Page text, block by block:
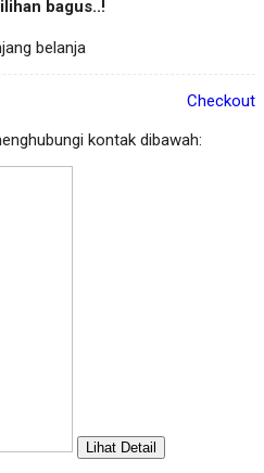
bagus..!
belanja
Checkout
kontak dibawah:
Lihat Detail